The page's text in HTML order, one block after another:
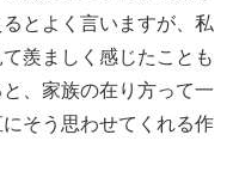
とよく言いますが、私
羨ましく感じたことも
、家族の在り方って一
そう思わせてくれる作